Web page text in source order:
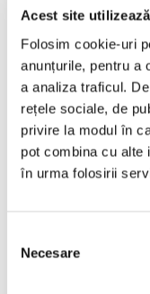
Acest site
Folosim cookie-uri
anunțurile, pentru a
a analiza traficul.
rețele sociale, de
privire la modul în
pot combina cu alte
în urma folosirii
consimțământului
Necesare
Martie 2025
Februarie 2025
Ianuarie 2025
Decembrie 2024
Noiembrie 2024
Octombrie 2024